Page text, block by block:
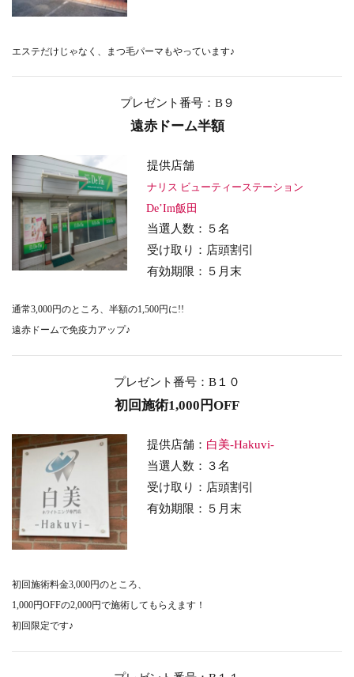
エステだけじゃなく、まつ毛パーマもやっています♪
プレゼント番号：B９
遠赤ドーム半額
提供店舗
ナリス ビューティーステーション
De’Im飯田
当選人数：５名
受け取り ：店頭割引
有効期限：５月末
通常3,000円のところ、半額の1,500円に!!
遠赤ドームで免疫力アップ♪
プレゼント番号：B１０
初回施術1,000円OFF
提供店舗： 白美-Hakuvi-
当選人数：３名
受け取り ：店頭割引
有効期限：５ 月末
初回施術料金3,000円のところ、
1,000円OFFの2,000円で施術してもらえます！
初回限定です♪